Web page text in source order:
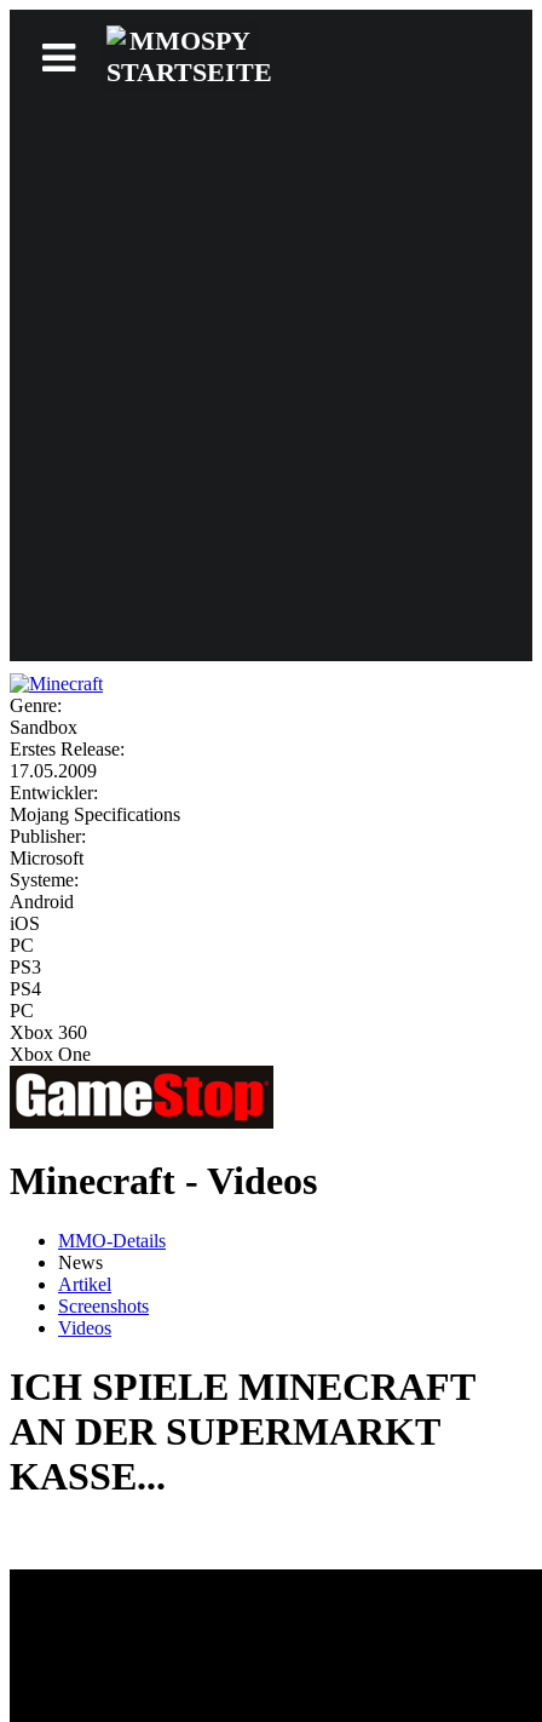
Genre:
Sandbox
Erstes Release:
17.05.2009
Entwickler:
Mojang Specifications
Publisher:
Microsoft
Systeme:
Android
iOS
PC
PS3
PS4
PC
Xbox 360
Xbox One
Minecraft - Videos
MMO-Details
News
Artikel
Screenshots
Videos
ICH SPIELE MINECRAFT
AN DER SUPERMARKT
KASSE...